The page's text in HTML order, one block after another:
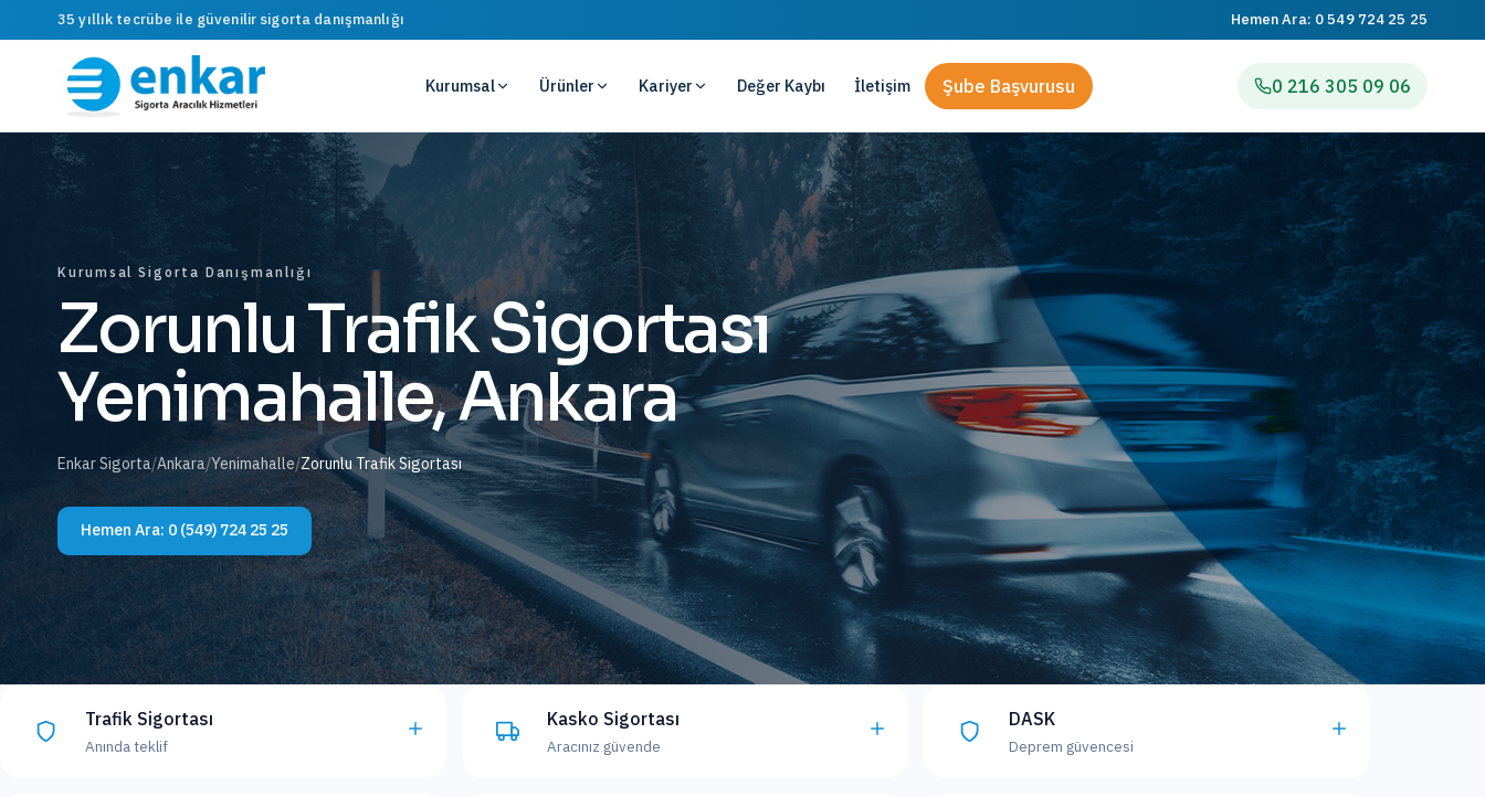
35 yıllık tecrübe ile güvenilir sigorta danışmanlığı Hemen Ara: 0 549 724 25 25
Kurumsal Ürünler Kariyer Değer Kaybı İletişim Şube Başvurusu 0 216 305 09 06
Kurumsal Sigorta Danışmanlığı
Zorunlu Trafik Sigortası
Yenimahalle, Ankara
Enkar Sigorta/Ankara/Yenimahalle/Zorunlu Trafik Sigortası
Hemen Ara: 0 (549) 724 25 25
Trafik Sigortası
Anında teklif
Kasko Sigortası
Aracınız güvende
DASK
Deprem güvencesi